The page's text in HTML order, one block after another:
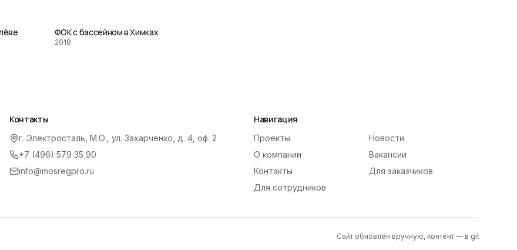
ФОК с бассейном в Химках
2018
Контакты
г. Электросталь, М.О., ул. Захарченко, д. 4, оф. 2
+7 (496) 579 35 90
info@mosregpro.ru
Навигация
Проекты
Новости
О компании
Вакансии
Контакты
Для заказчиков
Для сотрудников
Сайт обновлён вручную, контент — в git